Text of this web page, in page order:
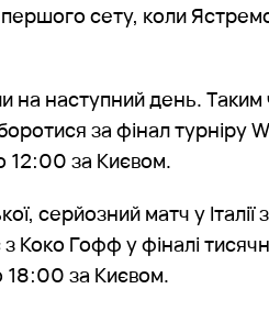
сету, коли
на наступний день.
за фінал турніру
12:00 за Києвом.
серйозний матч у Італії
з Коко Гофф у фіналі
18:00 за Києвом.